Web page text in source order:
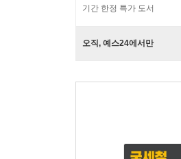
기간 한정 특가 도서
오직, 예스24에서만